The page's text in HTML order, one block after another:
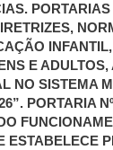
PORTARIAS
E
NO SISTEMA
PORTARIA
ESTABELECE